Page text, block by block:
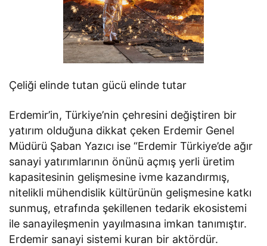
Çeliği elinde tutan gücü elinde tutar
Erdemir’in, Türkiye’nin çehresini değiştiren bir
yatırım olduğuna dikkat çeken Erdemir Genel
Müdürü Şaban Yazıcı ise “Erdemir Türkiye’de ağır
sanayi yatırımlarının önünü açmış yerli üretim
kapasitesinin gelişmesine ivme kazandırmış,
nitelikli mühendislik kültürünün gelişmesine katkı
sunmuş, etrafında şekillenen tedarik ekosistemi
ile sanayileşmenin yayılmasına imkan tanımıştır.
Erdemir sanayi sistemi kuran bir aktördür.